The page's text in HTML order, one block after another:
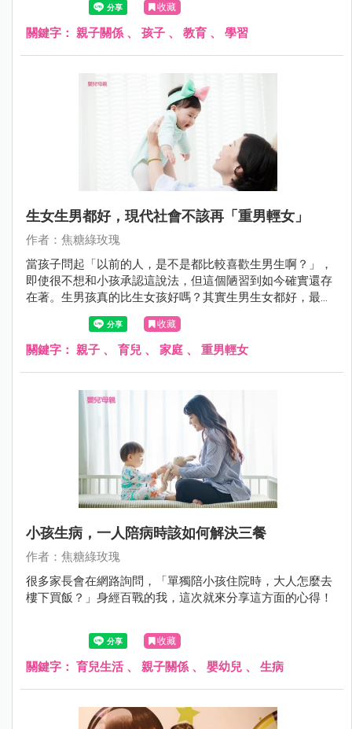
收藏
關鍵字： 親子關係 、 孩子 、 教育 、 學習
生女生男都好，現代社會不該再「重男輕女」
作者：焦糖綠玫瑰
當孩子問起「以前的人，是不是都比較喜歡生男生啊？」，
即使很不想和小孩承認這說法，但這個陋習到如今確實還存
在著。生男孩真的比生女孩好嗎？其實生男生女都好，最重
要的是擁有一顆「善良」、「孝心」的孩子最好。
收藏
關鍵字： 親子 、 育兒 、 家庭 、 重男輕女
小孩生病，一人陪病時該如何解決三餐
作者：焦糖綠玫瑰
很多家長會在網路詢問，「單獨陪小孩住院時，大人怎麼去
樓下買飯？」身經百戰的我，這次就來分享這方面的心得！
收藏
關鍵字： 育兒生活、 親子關係 、 嬰幼兒 、 生病